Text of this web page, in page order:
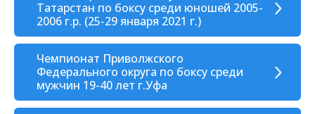
Татарстан по боксу среди юношей 2005-
2006 г.р. (25-29 января 2021 г.)
Чемпионат Приволжского
Федерального округа по боксу среди
мужчин 19-40 лет г.Уфа